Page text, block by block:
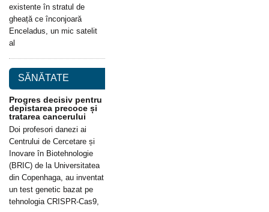
existente în stratul de
gheață ce înconjoară
Enceladus, un mic satelit
al
SĂNĂTATE
Progres decisiv pentru
depistarea precoce și
tratarea cancerului
Doi profesori danezi ai
Centrului de Cercetare și
Inovare în Biotehnologie
(BRIC) de la Universitatea
din Copenhaga, au inventat
un test genetic bazat pe
tehnologia CRISPR-Cas9,